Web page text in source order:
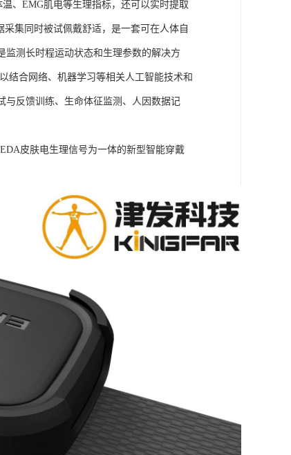
、EMG肌电等生理指标，还可以实时提取
集同时被试佩戴舒适，是一套可在人体自
监测长时程运动状态和生理参数的解决方
结合网络、机器学习等相关人工智能技术和
与反馈训练、生命体征监测、人因数据记
皮肤电生理信号为一体的新型智能穿戴